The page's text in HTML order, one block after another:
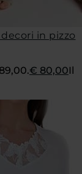
in pizzo
€ 80,00Il